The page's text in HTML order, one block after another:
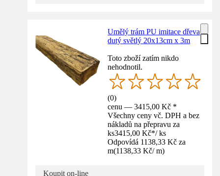
Umělý trám PU imitace dřeva
dutý světlý 20x13cm x 3m
Toto zboží zatím nikdo
nehodnotil.
(0)
cenu — 3415,00 Kč *
Všechny ceny vč. DPH a bez
nákladů na přepravu za
ks3415,00 Kč*/ ks
Odpovídá 1138,33 Kč za
m(1138,33 Kč/ m)
Koupit on-line